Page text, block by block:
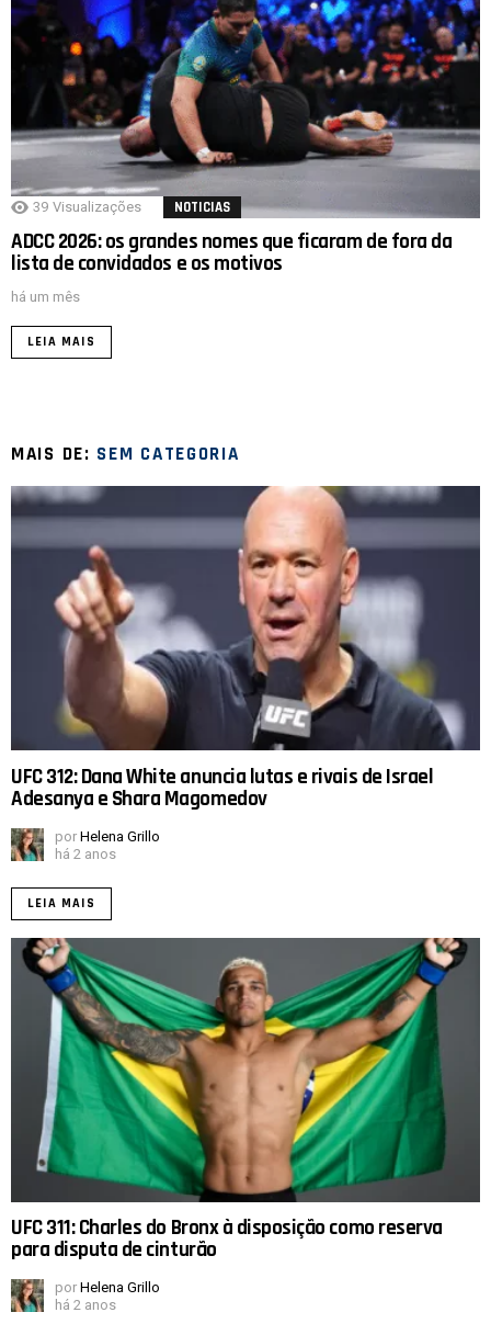
39 Visualizações NOTICIAS
ADCC 2026: os grandes nomes que ficaram de fora da
lista de convidados e os motivos
há um mês
LEIA MAIS
MAIS DE: SEM CATEGORIA
UFC 312: Dana White anuncia lutas e rivais de Israel
Adesanya e Shara Magomedov
por Helena Grillo
há 2 anos
LEIA MAIS
UFC 311: Charles do Bronx à disposição como reserva
para disputa de cinturão
por Helena Grillo
há 2 anos